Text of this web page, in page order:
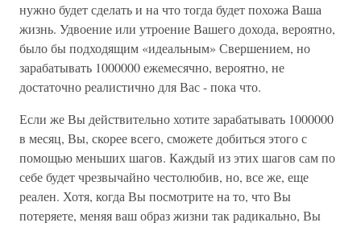
нужно будет сделать и на что тогда будет похожа Ваша
жизнь. Удвоение или утроение Вашего дохода, вероятно,
было бы подходящим «идеальным» Свершением, но
зарабатывать 1000000 ежемесячно, вероятно, не
достаточно реалистично для Вас - пока что.
Если же Вы действительно хотите зарабатывать 1000000
в месяц, Вы, скорее всего, сможете добиться этого с
помощью меньших шагов. Каждый из этих шагов сам по
себе будет чрезвычайно честолюбив, но, все же, еще
реален. Хотя, когда Вы посмотрите на то, что Вы
потеряете, меняя ваш образ жизни так радикально, Вы